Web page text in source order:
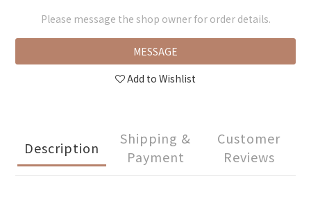
Please message the shop owner for order details.
MESSAGE
Add to Wishlist
Description
Shipping &
Payment
Customer
Reviews